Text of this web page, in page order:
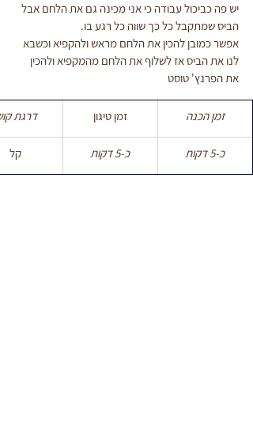
יש פה כביכול עבודה כי אני מכינה גם את הלחם אבל
הביס שמתקבל כל כך שווה כל רגע בו.
אפשר כמובן להכין את הלחם מראש ולהקפיא וכשבא
לנו את הביס אז לשלוף את הלחם מהמקפיא ולהכין
את הפרנץ' טוסט
זמן הכנה זמן טיגון דרגת
כ-5 דקות כ-5 דקות קל